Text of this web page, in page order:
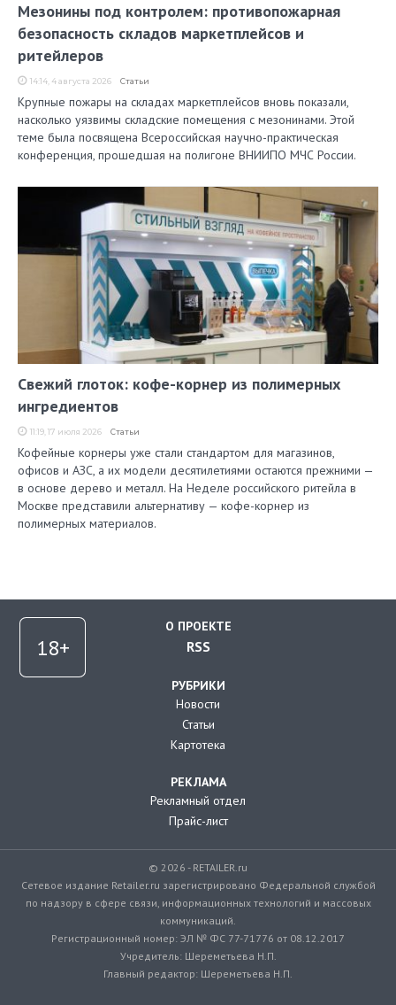
Мезонины под контролем: противопожарная
безопасность складов маркетплейсов и
ритейлеров
14:14, 4 августа 2026 Статьи
Крупные пожары на складах маркетплейсов вновь показали,
насколько уязвимы складские помещения с мезонинами. Этой
теме была посвящена Всероссийская научно-практическая
конференция, прошедшая на полигоне ВНИИПО МЧС России.
Свежий глоток: кофе-корнер из полимерных
ингредиентов
11:19, 17 июля 2026 Статьи
Кофейные корнеры уже стали стандартом для магазинов,
офисов и АЗС, а их модели десятилетиями остаются прежними —
в основе дерево и металл. На Неделе российского ритейла в
Москве представили альтернативу — кофе-корнер из
полимерных материалов.
О ПРОЕКТЕ
RSS
РУБРИКИ
Новости
Статьи
Картотека
РЕКЛАМА
Рекламный отдел
Прайс-лист
© 2026 - RETAILER.ru
Сетевое издание Retailer.ru зарегистрировано Федеральной службой
по надзору в сфере связи, информационных технологий и массовых
коммуникаций.
Регистрационный номер: ЭЛ № ФС 77-71776 от 08.12.2017
Учредитель: Шереметьева Н.П.
Главный редактор: Шереметьева Н.П.